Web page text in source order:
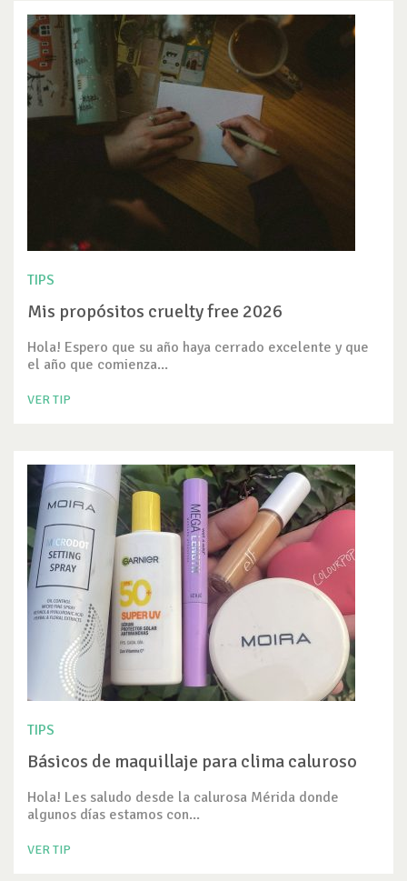
TIPS
Mis propósitos cruelty free 2026
Hola! Espero que su año haya cerrado excelente y que
el año que comienza...
VER TIP
TIPS
Básicos de maquillaje para clima caluroso
Hola! Les saludo desde la calurosa Mérida donde
algunos días estamos con...
VER TIP